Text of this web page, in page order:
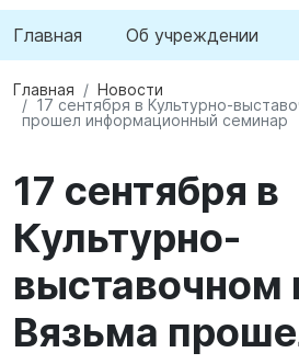
Главная Об учреждении
Главная
Новости
17 сентября в Культурно-
прошел информационный семинар
17 сентября в
Культурно-
выставочном
Вязьма